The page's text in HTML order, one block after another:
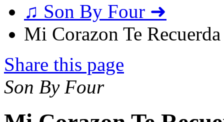
♫ Son By Four ➜
Mi Corazon Te
Share this page
Son By Four